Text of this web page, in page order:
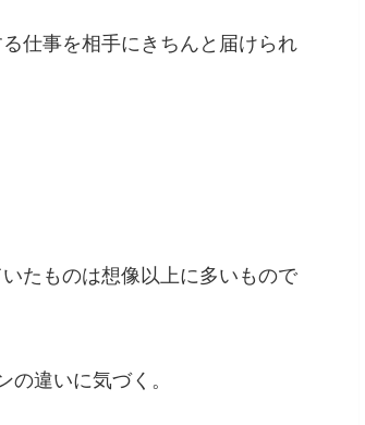
仕事を相手にきちんと届けられ
たものは想像以上に多いもので
違いに気づく。